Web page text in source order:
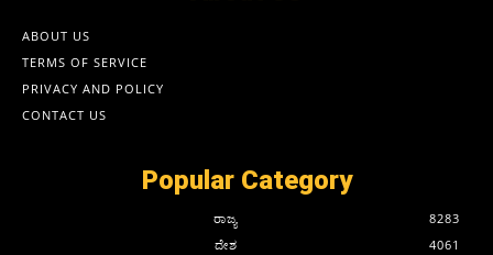
ABOUT US
TERMS OF SERVICE
PRIVACY AND POLICY
CONTACT US
Popular Category
ರಾಜ್ಯ
8283
ದೇಶ
4061